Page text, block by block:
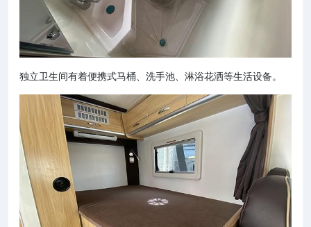
独立卫生间有着便携式马桶、洗手池、淋浴花洒等生活设备。